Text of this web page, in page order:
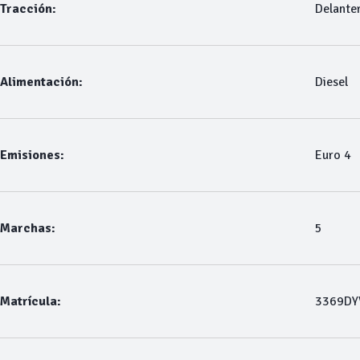
Tracción:
Alimentación: Diesel
Emisiones: Euro 4
Marchas: 5
Matrícula: